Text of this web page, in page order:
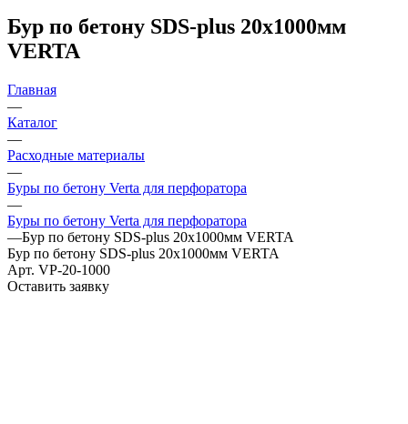
Бур по бетону SDS-plus 20х1000мм
VERTA
Главная
—
Каталог
—
Расходные материалы
—
Буры по бетону Verta для перфоратора
—
Буры по бетону Verta для перфоратора
—Бур по бетону SDS-plus 20х1000мм VERTA
Бур по бетону SDS-plus 20х1000мм VERTA
Арт. VP-20-1000
Оставить заявку